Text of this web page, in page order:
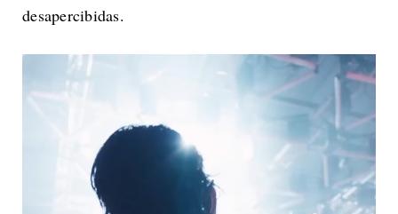
desapercibidas.